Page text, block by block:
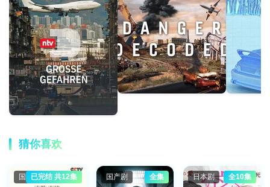
猜你喜欢
国产剧已完结 共12集 国产剧 全集 日本剧 全10集